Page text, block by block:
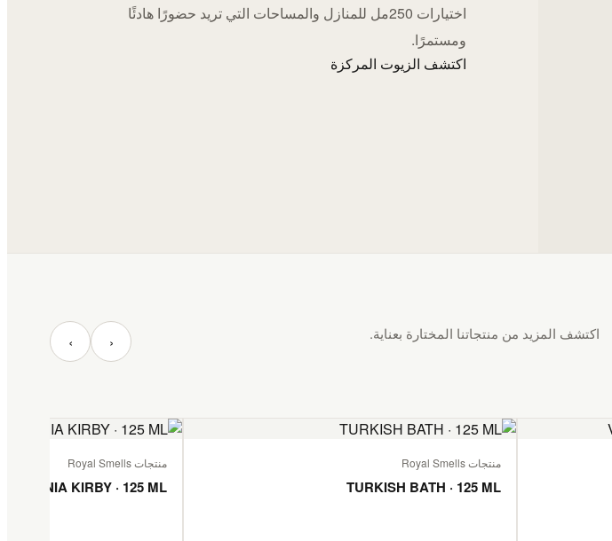
اختيارات 250مل للمنازل والمساحات التي تريد حضورًا هادئًا
ومستمرًا.
اكتشف الزيوت المركزة
اكتشف المزيد من منتجاتنا المختارة بعناية. ‹ ›
منتجات Royal Smells
TURKISH BATH · 125 ML
منتجات Royal Smells
TANZANIA KIRBY · 125 ML